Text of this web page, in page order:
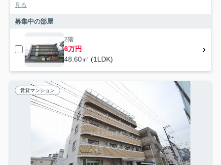
見る
募集中の部屋
2階
6万円
48.60㎡ (1LDK)
賃貸マンション